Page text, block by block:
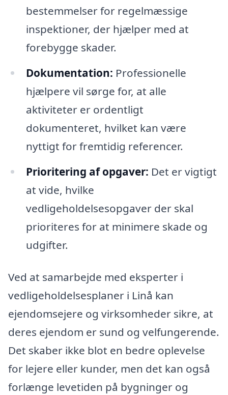
bestemmelser for regelmæssige
inspektioner, der hjælper med at
forebygge skader.
Dokumentation: Professionelle
hjælpere vil sørge for, at alle
aktiviteter er ordentligt
dokumenteret, hvilket kan være
nyttigt for fremtidig referencer.
Prioritering af opgaver: Det er vigtigt
at vide, hvilke
vedligeholdelsesopgaver der skal
prioriteres for at minimere skade og
udgifter.
Ved at samarbejde med eksperter i
vedligeholdelsesplaner i Linå kan
ejendomsejere og virksomheder sikre, at
deres ejendom er sund og velfungerende.
Det skaber ikke blot en bedre oplevelse
for lejere eller kunder, men det kan også
forlænge levetiden på bygninger og